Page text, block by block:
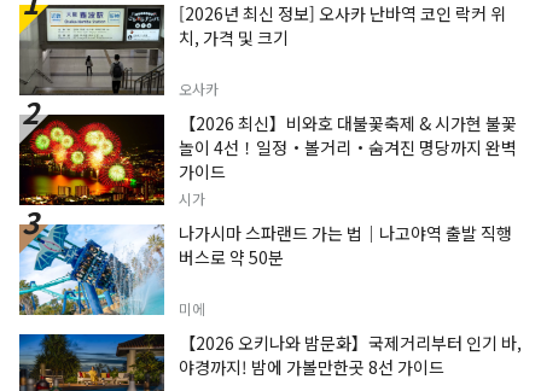
[2026년 최신 정보] 오사카 난바역 코인 락커 위
치, 가격 및 크기
오사카
【2026 최신】비와호 대불꽃축제 & 시가현 불꽃
놀이 4선！일정・볼거리・숨겨진 명당까지 완벽
가이드
시가
나가시마 스파랜드 가는 법｜나고야역 출발 직행
버스로 약 50분
미에
【2026 오키나와 밤문화】국제거리부터 인기 바,
야경까지! 밤에 가볼만한곳 8선 가이드